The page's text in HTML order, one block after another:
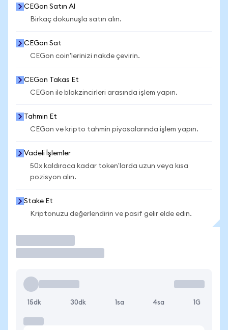
CEGon Satın Al
Birkaç dokunuşla satın alın.
CEGon Sat
CEGon coin'lerinizi nakde çevirin.
CEGon Takas Et
CEGon ile blokzincirleri arasında işlem yapın.
Tahmin Et
CEGon ve kripto tahmin piyasalarında işlem yapın.
Vadeli İşlemler
50x kaldıraca kadar token'larda uzun veya kısa
pozisyon alın.
Stake Et
Kriptonuzu değerlendirin ve pasif gelir elde edin.
15dk 30dk 1sa 4sa 1G